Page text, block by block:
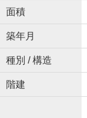
面積
築年月
種別 / 構造
階建